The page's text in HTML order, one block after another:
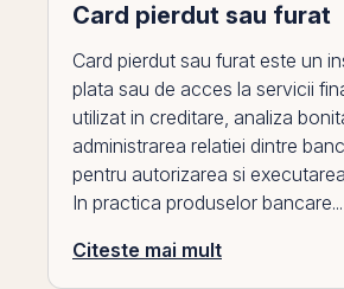
Card pierdut sau furat
Card pierdut sau furat este un
plata sau de acces la servicii
utilizat in creditare, analiza
administrarea relatiei dintre
pentru autorizarea si
In practica produselor bancare...
Citeste mai mult